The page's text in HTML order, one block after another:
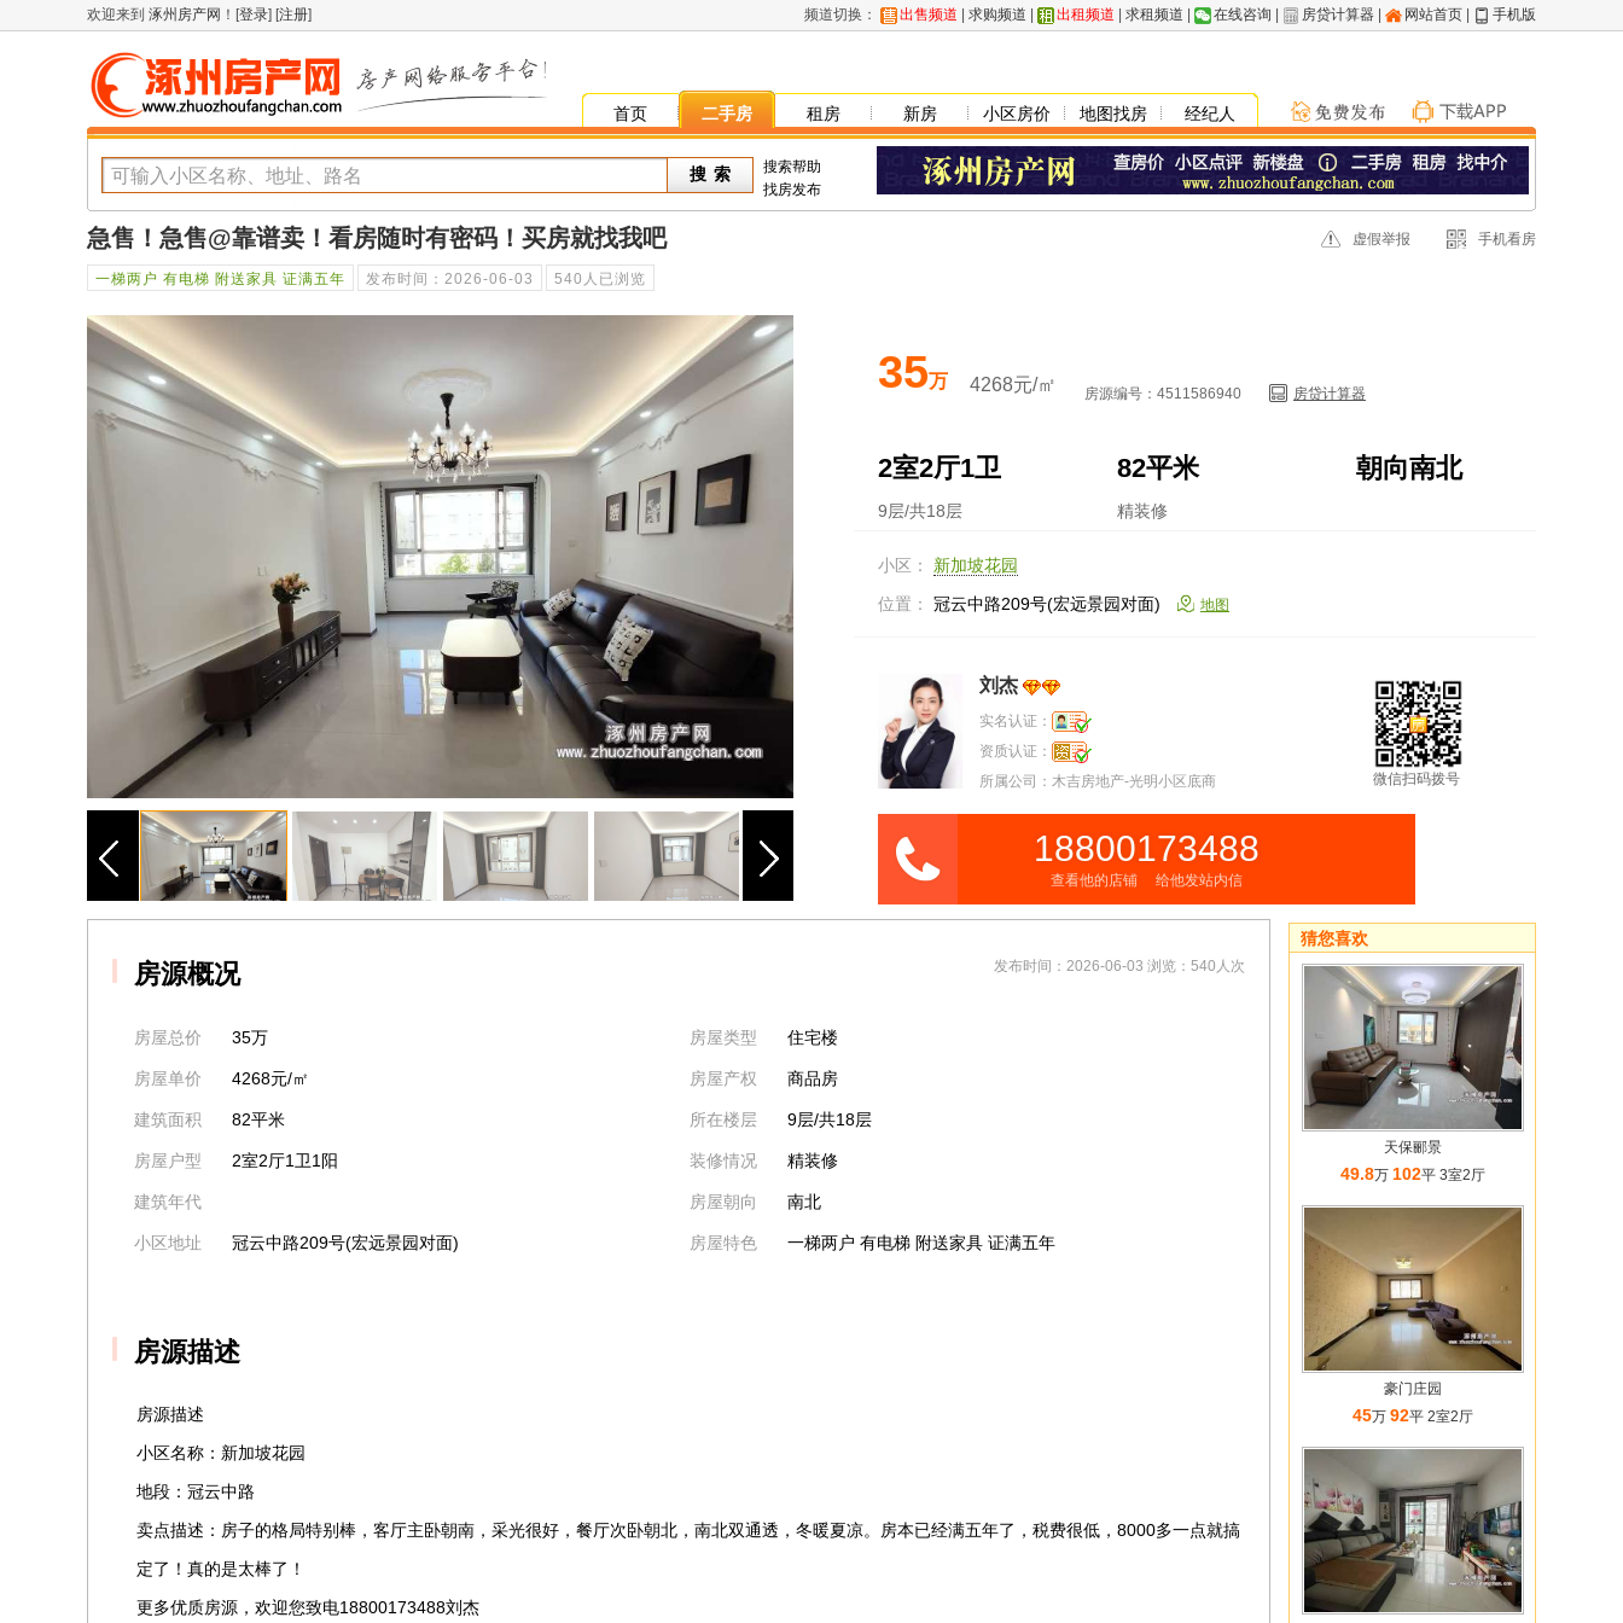
欢迎来到 涿州房产网 ！[登录] [注册] 频道切换： 出售频道 求购频道 出租频道 求租频道 在线咨询 房贷计算器 网站首页 手机版
首页 二手房 租房 新房 小区房价 地图找房 经纪人
搜索帮助
找房发布
急售！急售@靠谱卖！看房随时有密码！买房就找我吧
一梯两户 有电梯 附送家具 证满五年 发布时间：2026-06-03 540 人已浏览
虚假举报 手机看房
35万 4268元/㎡ 房源编号：4511586940 房贷计算器
2室2厅1卫
9层/共18层
82平米
精装修
朝向南北
小区：
新加坡花园
位置：
冠云中路209号(宏远景园对面) 地图
刘杰
实名认证：
资质认证：
所属公司：木吉房地产-光明小区底商
微信扫码拨号
18800173488
查看他的店铺 给他发站内信
猜您喜欢
天保郦景
49.8万 102平 3室2厅
豪门庄园
45万 92平 2室2厅
房源概况 发布时间：2026-06-03 浏览：540人次
房屋总价 35万
房屋单价 4268元/㎡
建筑面积 82平米
房屋户型 2室2厅1卫1阳
建筑年代
小区地址 冠云中路209号(宏远景园对面)
房屋类型 住宅楼
房屋产权 商品房
所在楼层 9层/共18层
装修情况 精装修
房屋朝向 南北
房屋特色 一梯两户 有电梯 附送家具 证满五年
房源描述
房源描述
小区名称：新加坡花园
地段：冠云中路
卖点描述：房子的格局特别棒，客厅主卧朝南，采光很好，餐厅次卧朝北，南北双通透，冬暖夏凉。房本已经满五年了，税费很低，8000多一点就搞
定了！真的是太棒了！
更多优质房源，欢迎您致电18800173488刘杰